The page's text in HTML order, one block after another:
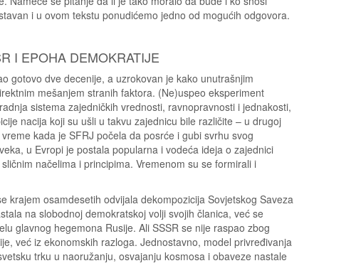
i u ovom tekstu ponudićemo jedno od mogućih odgovora.
I EPOHA DEMOKRATIJE
gotovo dve decenije, a uzrokovan je kako unutrašnjim
mešanjem stranih faktora. (Ne)uspeo eksperiment
sistema zajedničkih vrednosti, ravnopravnosti i jednakosti,
nacija koji su ušli u takvu zajednicu bile različite – u drugoj
kada je SFRJ počela da posrće i gubi svrhu svog
u Evropi je postala popularna i vodeća ideja o zajednici
načelima i principima. Vremenom su se formirali i
krajem osamdesetih odvijala dekompozicija Sovjetskog Saveza
na slobodnoj demokratskoj volji svojih članica, već se
glavnog hegemona Rusije. Ali SSSR se nije raspao zbog
već iz ekonomskih razloga. Jednostavno, model privređivanja
trku u naoružanju, osvajanju kosmosa i obaveze nastale